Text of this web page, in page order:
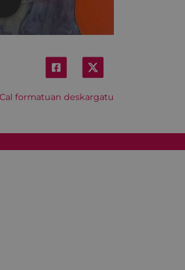
formatuan deskargatu